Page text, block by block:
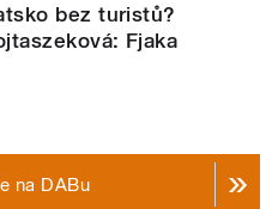
bez turistů?
Fjaka
na DABu